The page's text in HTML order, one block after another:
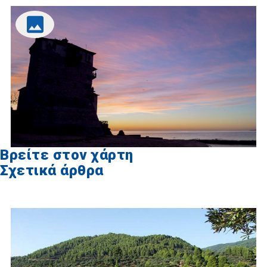
Βρείτε στον χάρτη
Σχετικά άρθρα